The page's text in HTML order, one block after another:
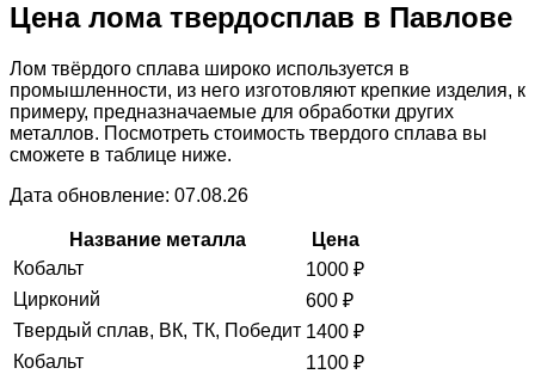
Цена лома твердосплав в Павлове
Лом твёрдого сплава широко используется в
промышленности, из него изготовляют крепкие изделия, к
примеру, предназначаемые для обработки других
металлов. Посмотреть стоимость твердого сплава вы
сможете в таблице ниже.
Дата обновление: 07.08.26
Название металла
Цена
Кобальт
1000 ₽
Цирконий
600 ₽
Твердый сплав, ВК, ТК, Победит 1400 ₽
Кобальт
1100 ₽